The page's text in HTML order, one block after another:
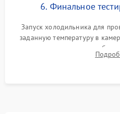
6. Финальное
Запуск холодильника для
заданную температуру в
компрессора, отсутствия
срабатывания системы